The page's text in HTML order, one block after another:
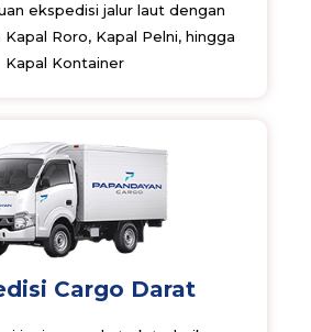
ekspedisi jalur laut dengan
Roro, Kapal Pelni, hingga
Kapal Kontainer
Cargo Darat